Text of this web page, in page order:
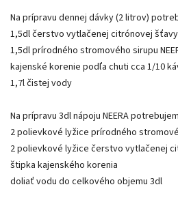
Na prípravu dennej dávky (2 litrov)
1,5dl čerstvo vytlačenej citrónovej šťavy
1,5dl prírodného stromového sirupu
kajenské korenie podľa chuti cca 1/10
1,7l čistej vody
Na prípravu 3dl nápoju NEERA
2 polievkové lyžice prírodného
2 polievkové lyžice čerstvo vytlačenej
štipka kajenského korenia
doliať vodu do celkového objemu 3dl